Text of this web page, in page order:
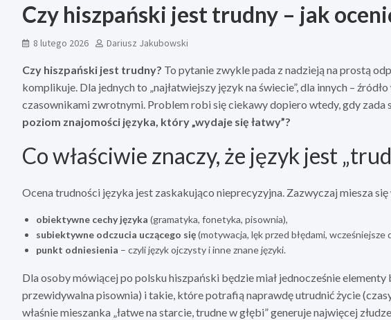
Czy hiszpański jest trudny – jak
8 lutego 2026 Dariusz Jakubowski
Czy hiszpański jest trudny? To pytanie zwykle pada z nadzieją na prostą
komplikuje. Dla jednych to „najłatwiejszy język na świecie”, dla innych –
czasownikami zwrotnymi. Problem robi się ciekawy dopiero wtedy, gdy zada
poziom znajomości języka, który „wydaje się łatwy”?
Co właściwie znaczy, że język jest
Ocena trudności języka jest zaskakująco nieprecyzyjna. Zazwyczaj miesza
obiektywne cechy języka (gramatyka, fonetyka, pisownia),
subiektywne odczucia uczącego się(motywacja, lęk przed błędami, wcześniejsze
punkt odniesienia – czyli język ojczysty i inne znane języki.
Dla osoby mówiącej po polsku hiszpański będzie miał jednocześnie
przewidywalna pisownia) i takie, które potrafią naprawdę utrudnić życie
właśnie mieszanka „łatwe na starcie, trudne w głębi” generuje najwięcej